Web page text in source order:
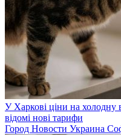
У Харкові ціни на холодну
відомі нові тарифи
Город Новости Украина